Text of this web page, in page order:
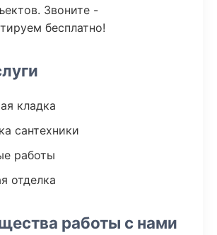
Звоните -
бесплатно!
кладка
сантехники
работы
отделка
работы с нами